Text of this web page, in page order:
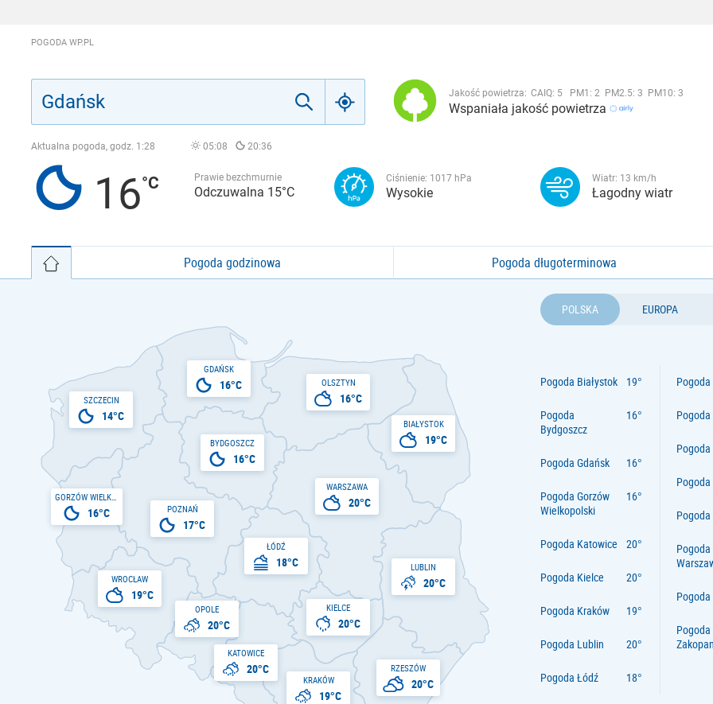
POGODA WP.PL
Jakość powietrza: CAIQ: 5 PM1: 2 PM2.5: 3 PM10: 3
Wspaniała jakość powietrza
Aktualna pogoda, godz. 1:28 05:08 20:36
16 Prawie bezchmurnie
Odczuwalna 15°C
Ciśnienie: 1017 hPa
Wysokie
Wiatr: 13 km/h
Łagodny wiatr
Pogoda godzinowa Pogoda długoterminowa
BIAŁYSTOK
19°C
BYDGOSZCZ
16°C
GDAŃSK
16°C
16°C
KATOWICE
20°C
KIELCE
20°C
KRAKÓW
19°C
LUBLIN
20°C
ŁÓDŹ
18°C
OLSZTYN
16°C
OPOLE
20°C
POZNAŃ
17°C
RZESZÓW
20°C
SZCZECIN
14°C
WARSZAWA
20°C
WROCŁAW
19°C
POLSKA EUROPA
Pogoda Białystok
Pogoda
Bydgoszcz
Pogoda Gdańsk
Pogoda Gorzów
Wielkopolski
Pogoda Katowice
Pogoda Kielce
Pogoda Kraków
Pogoda Lublin
Pogoda Łódź
Pogoda
Pogoda
Pogoda